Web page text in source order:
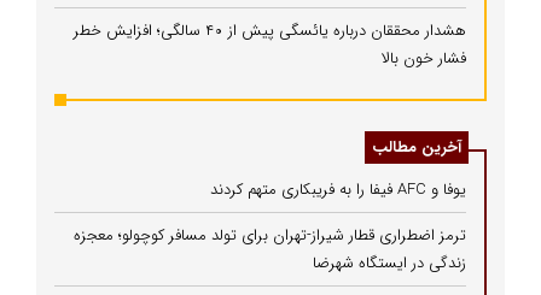
هشدار محققان درباره یائسگی پیش از ۴۰ سالگی؛ افزایش خطر
فشار خون بالا
آخرین مطالب
یوفا و AFC فیفا را به فریبکاری متهم کردند
ترمز اضطراری قطار شیراز-تهران برای تولد مسافر کوچولو؛ معجزه
زندگی در ایستگاه شهرضا